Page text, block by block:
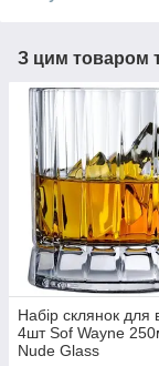
З цим товаром
Набір склянок для
4шт Sof Wayne
Nude Glass